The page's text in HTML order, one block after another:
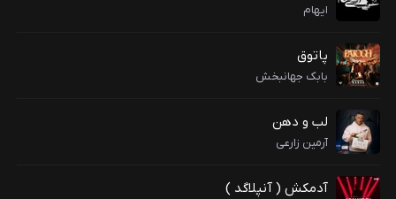
ایهام
پاتوق
بابک جهانبخش
لب و دهن
آرمین زارعی
آدمکش ( آنپلاگد )